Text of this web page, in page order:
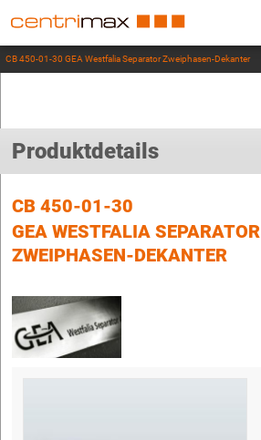
CB 450-01-30 GEA Westfalia Separator Zweiphasen-Dekanter
Produktdetails
CB 450-01-30
GEA WESTFALIA SEPARATOR
ZWEIPHASEN-DEKANTER